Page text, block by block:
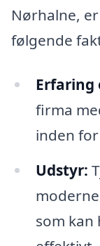
Nørhalne,
følgende
Erfaring
firma
inden
Udstyr:
som kan